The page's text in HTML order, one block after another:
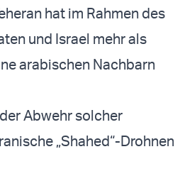
hat im Rahmen des
und Israel mehr als
arabischen Nachbarn
Abwehr solcher
„Shahed“-Drohnen